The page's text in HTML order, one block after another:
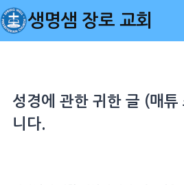
Skip
to
content
생명샘 장로 교회
성경에 관한 귀한 글 (매튜
니다.